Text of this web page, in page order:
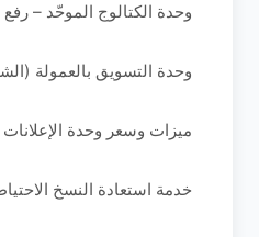
وحدة الكتالوج الموحّد –
وحدة التسويق بالعمولة
ميزات وسعر وحدة
خدمة استعادة النسخ